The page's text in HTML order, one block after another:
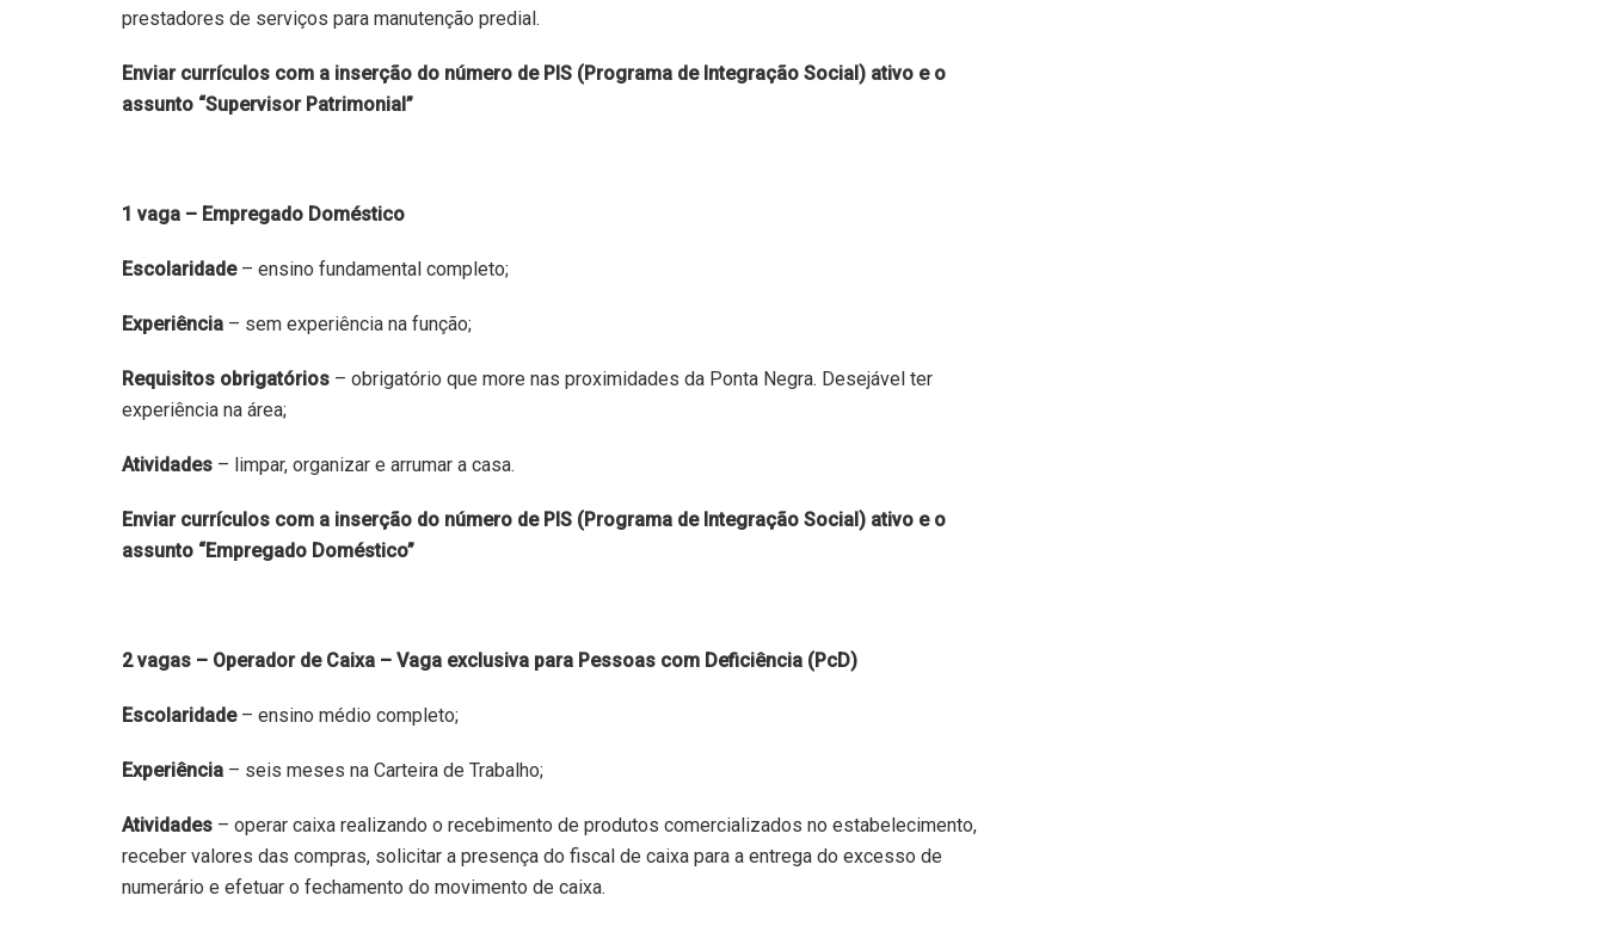
prestadores de serviços para manutenção predial.
Enviar currículos com a inserção do número de PIS (Programa de Integração Social) ativo e o
assunto “Supervisor Patrimonial”
1 vaga – Empregado Doméstico
Escolaridade– ensino fundamental completo;
Experiência – sem experiência na função;
Requisitos obrigatórios – obrigatório que more nas proximidades da Ponta Negra. Desejável ter
experiência na área;
Atividades – limpar, organizar e arrumar a casa.
Enviar currículos com a inserção do número de PIS (Programa de Integração Social) ativo e o
assunto “Empregado Doméstico”
2 vagas – Operador de Caixa – Vaga exclusiva para Pessoas com Deficiência (PcD)
Escolaridade– ensino médio completo;
Experiência – seis meses na Carteira de Trabalho;
Atividades – operar caixa realizando o recebimento de produtos comercializados no estabelecimento,
receber valores das compras, solicitar a presença do fiscal de caixa para a entrega do excesso de
numerário e efetuar o fechamento do movimento de caixa.